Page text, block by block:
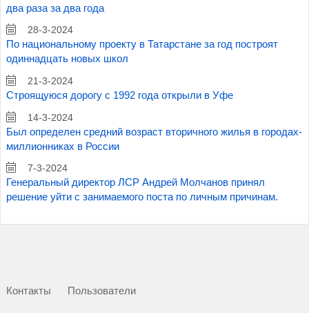
два раза за два года
28-3-2024
По национальному проекту в Татарстане за год построят
одиннадцать новых школ
21-3-2024
Строящуюся дорогу с 1992 года открыли в Уфе
14-3-2024
Был определен средний возраст вторичного жилья в городах-
миллионниках в России
7-3-2024
Генеральный директор ЛСР Андрей Молчанов принял
решение уйти с занимаемого поста по личным причинам.
Контакты Пользователи